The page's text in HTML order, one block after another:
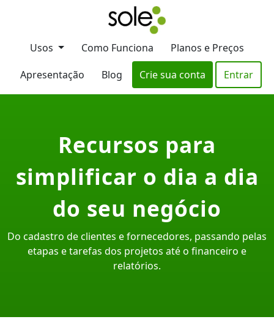
Usos Como Funciona
Planos e Preços
Apresentação
Blog Crie sua conta Entrar
Recursos para
simplificar o dia a dia
do seu negócio
Do cadastro de clientes e fornecedores, passando pelas
etapas e tarefas dos projetos até o financeiro e
relatórios.